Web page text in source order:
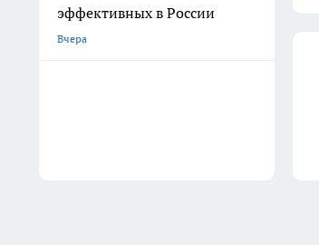
эффективных в России
Вчера